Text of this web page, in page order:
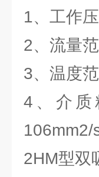
1、工作
2、流量
3、温度
4、介质
106mm2/s
2HM型双